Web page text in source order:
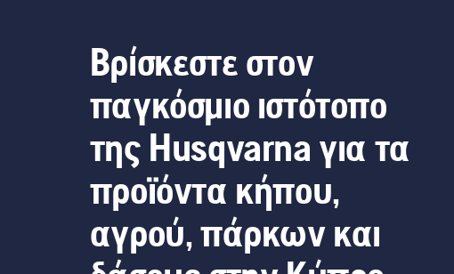
Βρίσκεστε στον
παγκόσμιο ιστότοπο
της Husqvarna για τα
προϊόντα κήπου,
αγρού, πάρκων και